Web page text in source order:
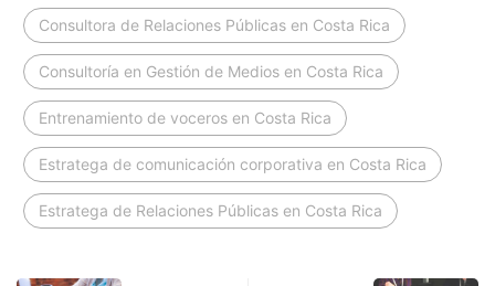
Consultora de Relaciones Públicas en Costa Rica
Consultoría en Gestión de Medios en Costa Rica
Entrenamiento de voceros en Costa Rica
Estratega de comunicación corporativa en Costa Rica
Estratega de Relaciones Públicas en Costa Rica